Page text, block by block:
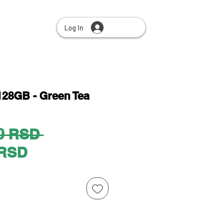
Log In
- Green Tea
RSD Regular
Sale